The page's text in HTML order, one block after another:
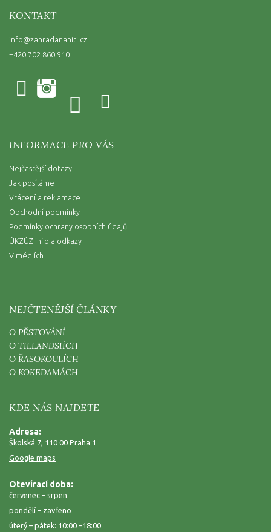
KONTAKT
info@zahradananiti.cz
+420 702 860 910
INFORMACE PRO VÁS
Nejčastější dotazy
Jak posíláme
Vrácení a reklamace
Obchodní podmínky
Podmínky ochrany osobních údajů
ÚKZÚZ info a odkazy
V médiích
NEJČTENĚJŠÍ ČLÁNKY
O PĚSTOVÁNÍ
O TILLANDSIÍCH
O ŘASOKOULÍCH
O KOKEDAMÁCH
KDE NÁS NAJDETE
Adresa:
Školská 7, 110 00 Praha 1
Google maps
Otevírací doba:
červenec – srpen
pondělí – zavřeno
úterý – pátek: 10:00 –18:00